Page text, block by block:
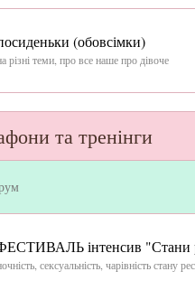
(обовсімки)
різні теми, про все наше про дівоче
та тренінги
інтенсив "Стани
сексуальність, чарівність стану